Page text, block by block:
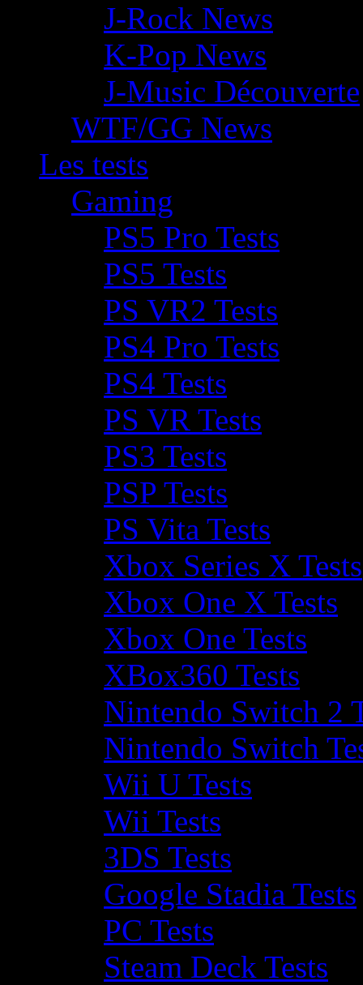
J-Rock News
K-Pop News
J-Music Découverte
WTF/GG News
Les tests
Gaming
PS5 Pro Tests
PS5 Tests
PS VR2 Tests
PS4 Pro Tests
PS4 Tests
PS VR Tests
PS3 Tests
PSP Tests
PS Vita Tests
Xbox Series X Tests
Xbox One X Tests
Xbox One Tests
XBox360 Tests
Nintendo Switch 2
Nintendo Switch
Wii U Tests
Wii Tests
3DS Tests
Google Stadia Tests
PC Tests
Steam Deck Tests